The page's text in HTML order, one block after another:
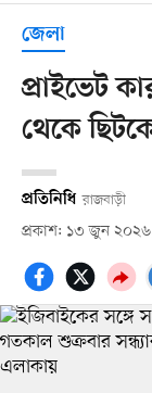
জেলা
প্রাইভেট
থেকে
প্রতিনিধি রাজবাড়ী
প্রকাশ: ১৩ জুন